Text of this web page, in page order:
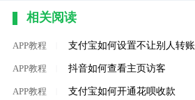
相关阅读
APP教程 支付宝如何设置不让别人转账
APP教程 抖音如何查看主页访客
APP教程 支付宝如何开通花呗收款